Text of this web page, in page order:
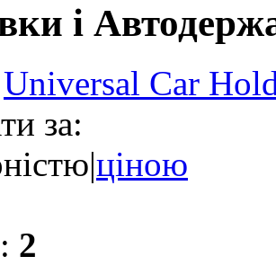
і
Universal Car
за:
|ціною
2